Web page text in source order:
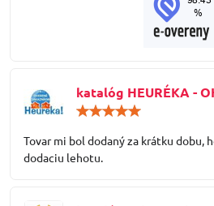
katalóg HEURÉKA -
5
Tovar mi bol dodaný za krátku dobu,
dodaciu lehotu.